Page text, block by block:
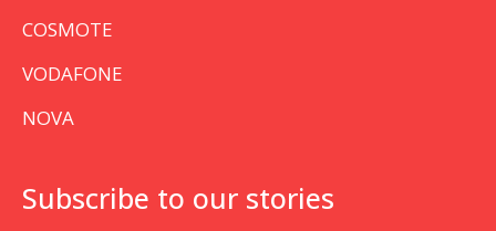
COSMOTE
VODAFONE
NOVA
Subscribe to our stories